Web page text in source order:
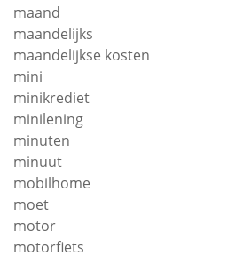
maand
maandelijks
maandelijkse kosten
mini
minikrediet
minilening
minuten
minuut
mobilhome
moet
motor
motorfiets